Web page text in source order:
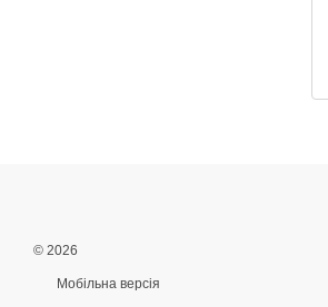
© 2026
Мобільна версія